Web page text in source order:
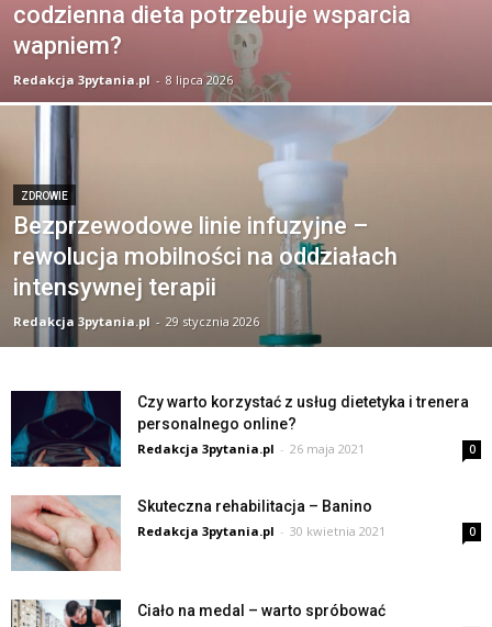
codzienna dieta potrzebuje wsparcia
wapniem?
Redakcja 3pytania.pl - 8 lipca 2026
ZDROWIE
Bezprzewodowe linie infuzyjne –
rewolucja mobilności na oddziałach
intensywnej terapii
Redakcja 3pytania.pl - 29 stycznia 2026
Czy warto korzystać z usług dietetyka i trenera
personalnego online?
Redakcja 3pytania.pl - 26 maja 2021 0
Skuteczna rehabilitacja – Banino
Redakcja 3pytania.pl - 30 kwietnia 2021 0
Ciało na medal – warto spróbować